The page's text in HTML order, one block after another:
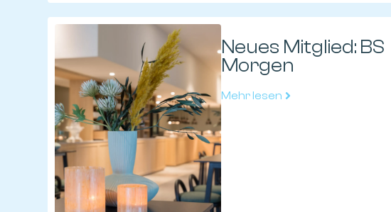
Neues Mitglied: BS
Morgen
Mehr lesen